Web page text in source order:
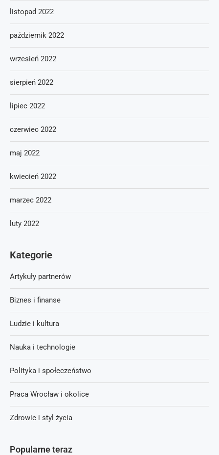
Popularne teraz
listopad 2022
październik 2022
wrzesień 2022
sierpień 2022
lipiec 2022
czerwiec 2022
maj 2022
kwiecień 2022
marzec 2022
luty 2022
Kategorie
Artykuły partnerów
Biznes i finanse
Ludzie i kultura
Nauka i technologie
Polityka i społeczeństwo
Praca Wrocław i okolice
Zdrowie i styl życia